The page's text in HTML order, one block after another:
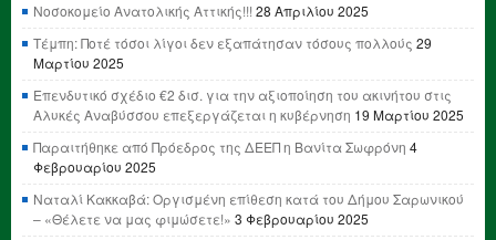
Νοσοκομείο Ανατολικής Αττικής!!! 28 Απριλίου 2025
Τέμπη: Ποτέ τόσοι λίγοι δεν εξαπάτησαν τόσους πολλούς 29
Μαρτίου 2025
Επενδυτικό σχέδιο €2 δισ. για την αξιοποίηση του ακινήτου στις
Αλυκές Αναβύσσου επεξεργάζεται η κυβέρνηση 19 Μαρτίου 2025
Παραιτήθηκε από Πρόεδρος της ΔΕΕΠ η Βανίτα Σωφρόνη 4
Φεβρουαρίου 2025
Ναταλί Κακκαβά: Οργισμένη επίθεση κατά του Δήμου Σαρωνικού
– «Θέλετε να μας φιμώσετε!» 3 Φεβρουαρίου 2025